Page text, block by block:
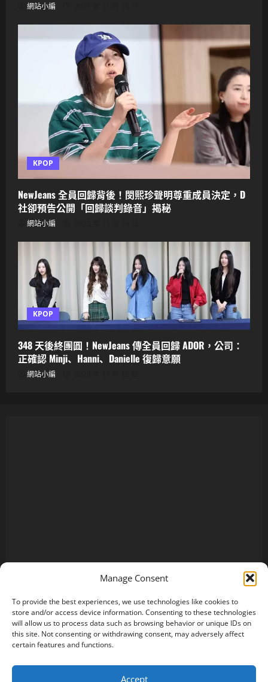
Manage Consent
To provide the best experiences, we use technologies like cookies to
store and/or access device information. Consenting to these technologies
will allow us to process data such as browsing behavior or unique IDs on
this site. Not consenting or withdrawing consent, may adversely affect
certain features and functions.
Accept
網站小編
KPOP
NewJeans 全員回歸背後！閔熙珍聲明尊重成員決定，D
社卻預告公開「回歸談判錄音」揭秘
網站小編
KPOP
348 天後終團圓！NewJeans 傳全員回歸 ADOR，公司：
正確認 Minji、Hanni、Danielle 復歸意願
網站小編